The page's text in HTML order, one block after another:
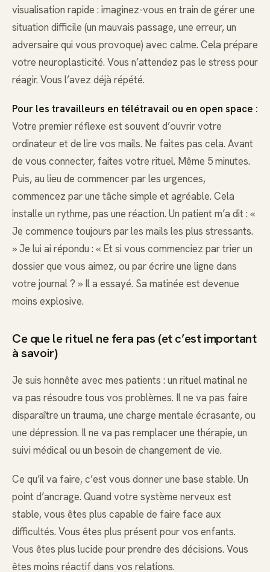
visualisation rapide : imaginez-vous en train de gérer une
situation difficile (un mauvais passage, une erreur, un
adversaire qui vous provoque) avec calme. Cela prépare
votre neuroplasticité. Vous n’attendez pas le stress pour
réagir. Vous l’avez déjà répété.
Pour les travailleurs en télétravail ou en open space :
Votre premier réflexe est souvent d’ouvrir votre
ordinateur et de lire vos mails. Ne faites pas cela. Avant
de vous connecter, faites votre rituel. Même 5 minutes.
Puis, au lieu de commencer par les urgences,
commencez par une tâche simple et agréable. Cela
installe un rythme, pas une réaction. Un patient m’a dit : «
Je commence toujours par les mails les plus stressants.
» Je lui ai répondu : « Et si vous commenciez par trier un
dossier que vous aimez, ou par écrire une ligne dans
votre journal ? » Il a essayé. Sa matinée est devenue
moins explosive.
Ce que le rituel ne fera pas (et c’est important
à savoir)
Je suis honnête avec mes patients : un rituel matinal ne
va pas résoudre tous vos problèmes. Il ne va pas faire
disparaître un trauma, une charge mentale écrasante, ou
une dépression. Il ne va pas remplacer une thérapie, un
suivi médical ou un besoin de changement de vie.
Ce qu’il va faire, c’est vous donner une base stable. Un
point d’ancrage. Quand votre système nerveux est
stable, vous êtes plus capable de faire face aux
difficultés. Vous êtes plus présent pour vos enfants.
Vous êtes plus lucide pour prendre des décisions. Vous
êtes moins réactif dans vos relations.